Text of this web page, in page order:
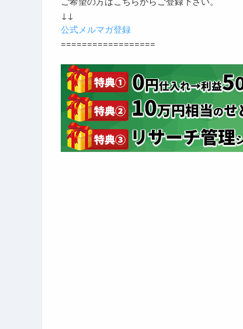
↓↓
公式メルマガ登録
==================